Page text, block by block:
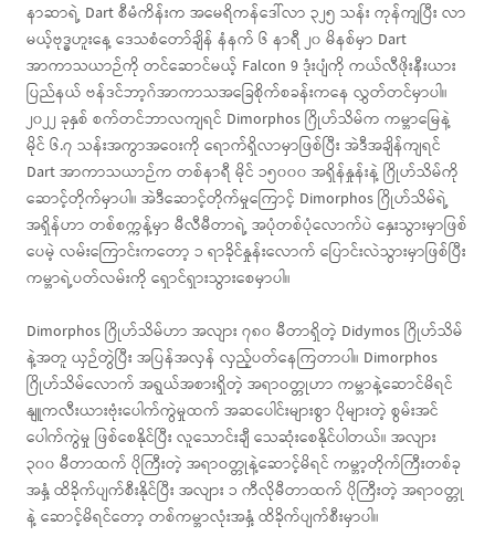
နာဆာရဲ့ Dart စီမံကိန်းက အမေရိကန်ဒေါ်လာ ၃၂၅ သန်း ကုန်ကျပြီး လာ
မယ့်ဗုဒ္ဓဟူးနေ့ ဒေသစံတော်ချိန် နံနက် ၆ နာရီ ၂၀ မိနစ်မှာ Dart
အာကာသယာဉ်ကို တင်ဆောင်မယ့် Falcon 9 ဒုံးပျံကို ကယ်လီဖိုးနီးယား
ပြည်နယ် ဗန်ဒင်ဘာ့ဂ်အာကာသအခြေစိုက်စခန်းကနေ လွှတ်တင်မှာပါ။
၂၀၂၂ ခုနှစ် စက်တင်ဘာလကျရင် Dimorphos ဂြိုဟ်သိမ်က ကမ္ဘာမြေနဲ့
မိုင် ၆.၇ သန်းအကွာအဝေးကို ရောက်ရှိလာမှာဖြစ်ပြီး အဲဒီအချိန်ကျရင်
Dart အာကာသယာဉ်က တစ်နာရီ မိုင် ၁၅၀၀၀ အရှိန်နှုန်းနဲ့ ဂြိုဟ်သိမ်ကို
ဆောင့်တိုက်မှာပါ။ အဲဒီဆောင့်တိုက်မှုကြောင့် Dimorphos ဂြိုဟ်သိမ်ရဲ့
အရှိန်ဟာ တစ်စက္ကန့်မှာ မီလီမီတာရဲ့ အပုံတစ်ပုံလောက်ပဲ နှေးသွားမှာဖြစ်
ပေမဲ့ လမ်းကြောင်းကတော့ ၁ ရာခိုင်နှုန်းလောက် ပြောင်းလဲသွားမှာဖြစ်ပြီး
ကမ္ဘာရဲ့ပတ်လမ်းကို ရှောင်ရှားသွားစေမှာပါ။
Dimorphos ဂြိုဟ်သိမ်ဟာ အလျား ၇၈၀ မီတာရှိတဲ့ Didymos ဂြိုဟ်သိမ်
နဲ့အတူ ယှဉ်တွဲပြီး အပြန်အလှန် လှည့်ပတ်နေကြတာပါ။ Dimorphos
ဂြိုဟ်သိမ်လောက် အရွယ်အစားရှိတဲ့ အရာဝတ္တုဟာ ကမ္ဘာနဲ့ဆောင်မိရင်
နျူကလီးယားဗုံးပေါက်ကွဲမှုထက် အဆပေါင်းများစွာ ပိုများတဲ့ စွမ်းအင်
ပေါက်ကွဲမှု ဖြစ်စေနိုင်ပြီး လူသောင်းချီ သေဆုံးစေနိုင်ပါတယ်။ အလျား
၃၀၀ မီတာထက် ပိုကြီးတဲ့ အရာဝတ္တုနဲ့ဆောင့်မိရင် ကမ္ဘာ့တိုက်ကြီးတစ်ခု
အနှံ့ ထိခိုက်ပျက်စီးနိုင်ပြီး အလျား ၁ ကီလိုမီတာထက် ပိုကြီးတဲ့ အရာဝတ္တု
နဲ့ ဆောင့်မိရင်တော့ တစ်ကမ္ဘာလုံးအနှံ့ ထိခိုက်ပျက်စီးမှာပါ။